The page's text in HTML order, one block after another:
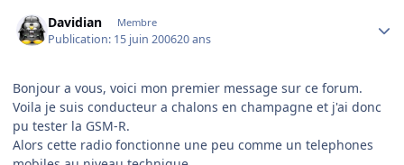
Davidian Membre
Publication: 15 juin 200620 ans
Bonjour a vous, voici mon premier message sur ce forum.
Voila je suis conducteur a chalons en champagne et j'ai donc
pu tester la GSM-R.
Alors cette radio fonctionne une peu comme un telephones